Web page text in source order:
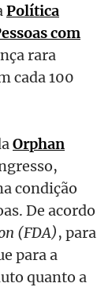
Política
com
rara
cada 100
Orphan
condição
De acordo
(FDA), para
para a
quanto a